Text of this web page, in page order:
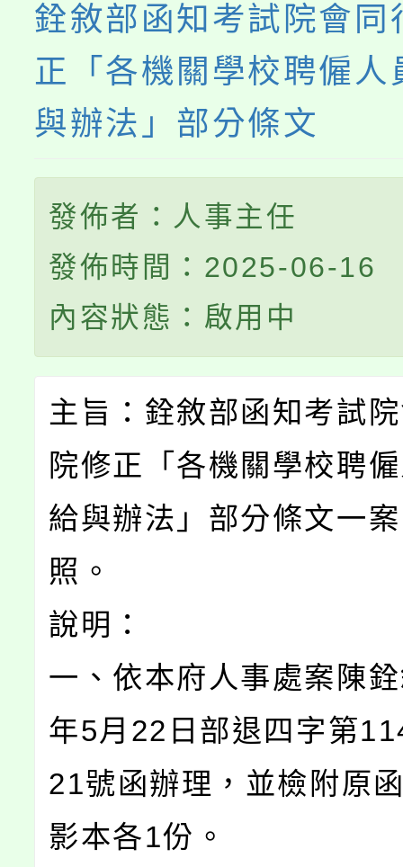
銓敘部函知考試院會同
正「各機關學校聘僱人
與辦法」部分條文
發佈者：人事主任
發佈時間：2025-06-16
內容狀態：啟用中
主旨：銓敘部函知考試
院修正「各機關學校聘
給與辦法」部分條文一
照。
說明：
一、依本府人事處案陳
年5月22日部退四字第
21號函辦理，並檢附原
影本各1份。